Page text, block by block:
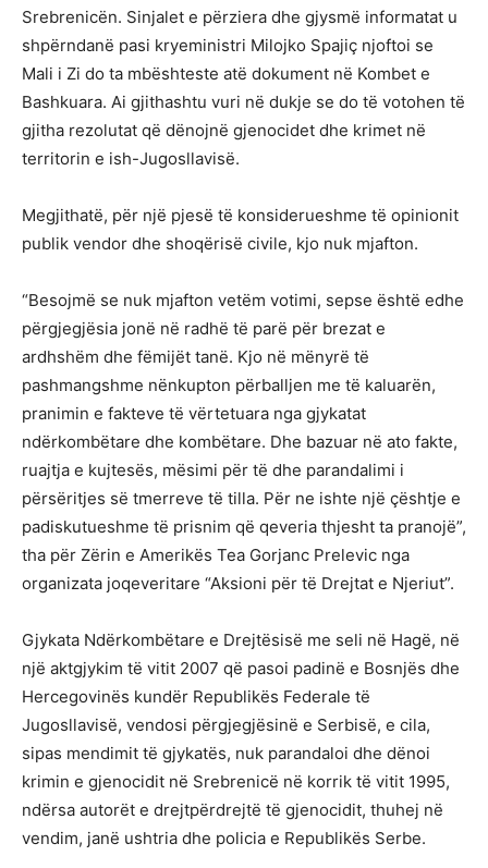
Srebrenicën. Sinjalet e përziera dhe gjysmë informatat u
shpërndanë pasi kryeministri Milojko Spajiç njoftoi se
Mali i Zi do ta mbështeste atë dokument në Kombet e
Bashkuara. Ai gjithashtu vuri në dukje se do të votohen të
gjitha rezolutat që dënojnë gjenocidet dhe krimet në
territorin e ish-Jugosllavisë.
Megjithatë, për një pjesë të konsiderueshme të opinionit
publik vendor dhe shoqërisë civile, kjo nuk mjafton.
“Besojmë se nuk mjafton vetëm votimi, sepse është edhe
përgjegjësia jonë në radhë të parë për brezat e
ardhshëm dhe fëmijët tanë. Kjo në mënyrë të
pashmangshme nënkupton përballjen me të kaluarën,
pranimin e fakteve të vërtetuara nga gjykatat
ndërkombëtare dhe kombëtare. Dhe bazuar në ato fakte,
ruajtja e kujtesës, mësimi për të dhe parandalimi i
përsëritjes së tmerreve të tilla. Për ne ishte një çështje e
padiskutueshme të prisnim që qeveria thjesht ta pranojë”,
tha për Zërin e Amerikës Tea Gorjanc Prelevic nga
organizata joqeveritare “Aksioni për të Drejtat e Njeriut”.
Gjykata Ndërkombëtare e Drejtësisë me seli në Hagë, në
një aktgjykim të vitit 2007 që pasoi padinë e Bosnjës dhe
Hercegovinës kundër Republikës Federale të
Jugosllavisë, vendosi përgjegjësinë e Serbisë, e cila,
sipas mendimit të gjykatës, nuk parandaloi dhe dënoi
krimin e gjenocidit në Srebrenicë në korrik të vitit 1995,
ndërsa autorët e drejtpërdrejtë të gjenocidit, thuhej në
vendim, janë ushtria dhe policia e Republikës Serbe.